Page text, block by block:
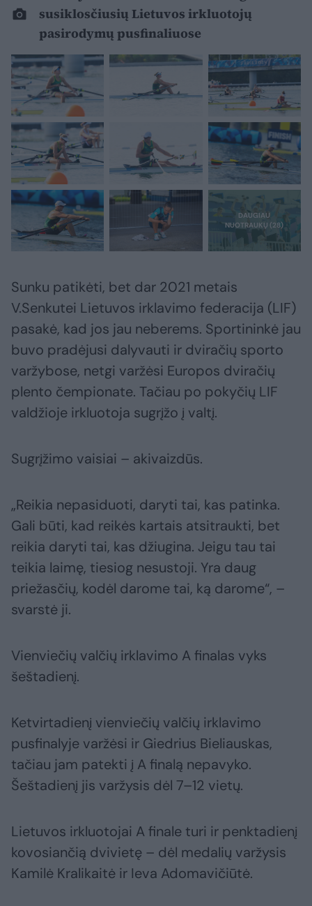
susiklosčiusių Lietuvos irkluotojų
pasirodymų pusfinaliuose
Sunku patikėti, bet dar 2021 metais
V.Senkutei Lietuvos irklavimo federacija (LIF)
pasakė, kad jos jau neberems. Sportininkė jau
buvo pradėjusi dalyvauti ir dviračių sporto
varžybose, netgi varžėsi Europos dviračių
plento čempionate. Tačiau po pokyčių LIF
valdžioje irkluotoja sugrįžo į valtį.
Sugrįžimo vaisiai – akivaizdūs.
„Reikia nepasiduoti, daryti tai, kas patinka.
Gali būti, kad reikės kartais atsitraukti, bet
reikia daryti tai, kas džiugina. Jeigu tau tai
teikia laimę, tiesiog nesustoji. Yra daug
priežasčių, kodėl darome tai, ką darome“, –
svarstė ji.
Vienviečių valčių irklavimo A finalas vyks
šeštadienį.
Ketvirtadienį vienviečių valčių irklavimo
pusfinalyje varžėsi ir Giedrius Bieliauskas,
tačiau jam patekti į A finalą nepavyko.
Šeštadienį jis varžysis dėl 7–12 vietų.
Lietuvos irkluotojai A finale turi ir penktadienį
kovosiančią dvivietę – dėl medalių varžysis
Kamilė Kralikaitė ir Ieva Adomavičiūtė.